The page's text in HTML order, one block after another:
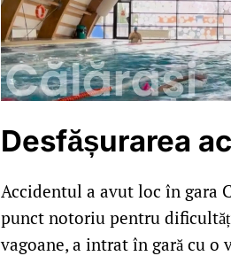
Desfășurarea
Accidentul a avut loc în gara
punct notoriu pentru
vagoane, a intrat în gară cu o